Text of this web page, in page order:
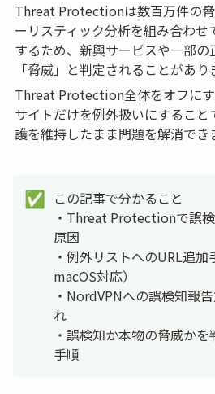
Threat Protectionは数百万件の
ーリスティック分析を組み合わせ
するため、新興サービスや一部の
「脅威」と判定されることがあり
Threat Protection全体をオフに
サイトだけを例外扱いにするこ
護を維持したまま問題を解消でき
✅
この記事で分かること
・Threat Protectionで誤
原因
・例外リストへのURL追
macOS対応）
・NordVPNへの誤検知報
れ
・誤検知か本物の脅威か
手順